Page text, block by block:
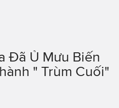
Đã Ủ Mưu Biến
" Trùm Cuối"